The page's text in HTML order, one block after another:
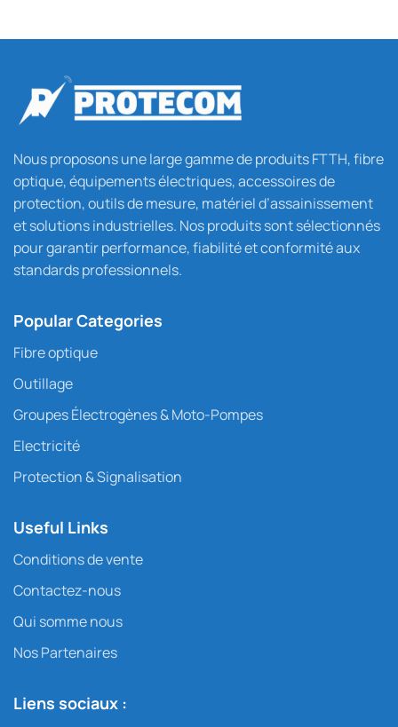
Notre objectif est simple : offrir aux professionnels des
solutions durables, un support disponible 6j/7 de 8h30 à
18h30, ainsi qu’une expérience d’achat fluide et sécurisée.
le paiement en ligne sera bientôt proposé pour encore plus
de flexibilité.
Qu’il s’agisse de projets FTTH, installations réseau, travaux
électriques, chantiers d’assainissement ou interventions
techniques, PROTECOM reste votre partenaire de confiance
pour un matériel fiable, certifié et prêt à l’emploi.
Nous proposons une large gamme de produits FTTH, fibre
optique, équipements électriques, accessoires de
protection, outils de mesure, matériel d’assainissement
et solutions industrielles. Nos produits sont sélectionnés
pour garantir performance, fiabilité et conformité aux
standards professionnels.
Popular Categories
Fibre optique
Outillage
Groupes Électrogènes & Moto-Pompes
Electricité
Protection & Signalisation
Useful Links
Conditions de vente
Contactez-nous
Qui somme nous
Nos Partenaires
Liens sociaux :